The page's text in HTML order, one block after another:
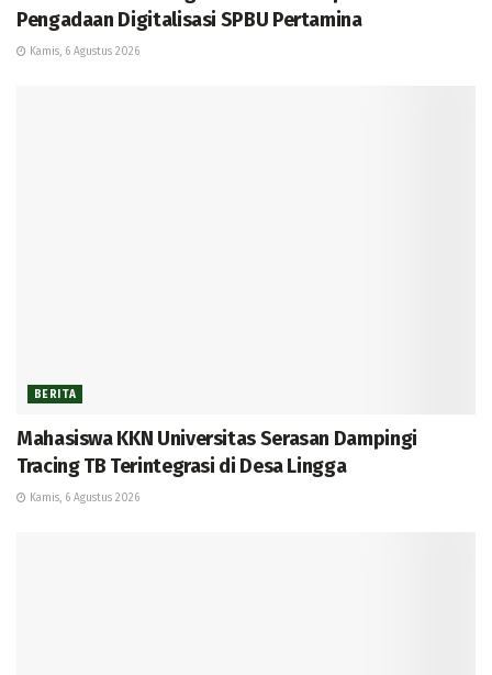
Pengadaan Digitalisasi SPBU Pertamina
Kamis, 6 Agustus 2026
BERITA
Mahasiswa KKN Universitas Serasan Dampingi
Tracing TB Terintegrasi di Desa Lingga
Kamis, 6 Agustus 2026